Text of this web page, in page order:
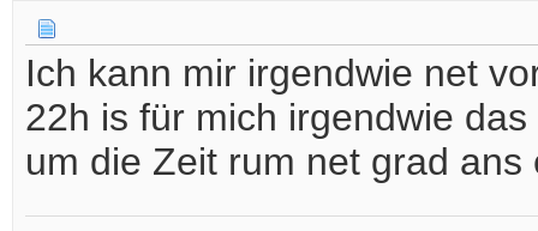
Ich kann mir irgendwie net
22h is für mich irgendwie
um die Zeit rum net grad